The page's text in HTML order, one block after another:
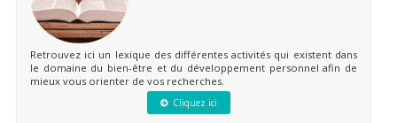
Retrouvez ici un lexique des différentes activités qui existent dans
le domaine du bien-être et du développement personnel afin de
mieux vous orienter de vos recherches.
Cliquez ici